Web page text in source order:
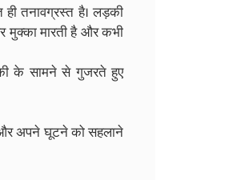
तनावग्रस्त है। लड़की
मुक्का मारती है और कभी
के सामने से गुजरते हुए
अपने घूटने को सहलाने